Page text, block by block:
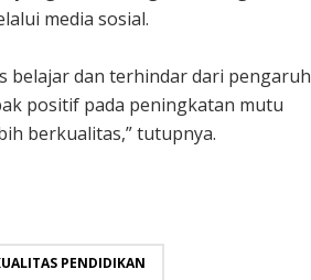
media sosial.
belajar dan terhindar dari pengaruh
positif pada peningkatan mutu
berkualitas,” tutupnya.
PENDIDIKAN